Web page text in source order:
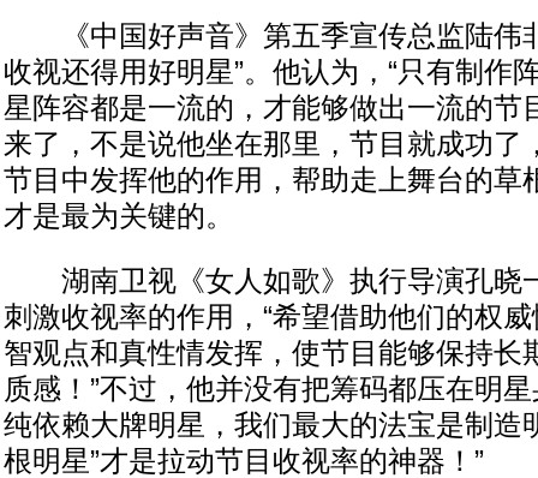
《中国好声音》第五季宣传总监陆伟
收视还得用好明星”。他认为，“只有制作
星阵容都是一流的，才能够做出一流的节
来了，不是说他坐在那里，节目就成功了
节目中发挥他的作用，帮助走上舞台的草
才是最为关键的。
湖南卫视《女人如歌》执行导演孔晓
刺激收视率的作用，“希望借助他们的权
智观点和真性情发挥，使节目能够保持长
质感！”不过，他并没有把筹码都压在明
纯依赖大牌明星，我们最大的法宝是制造
根明星”才是拉动节目收视率的神器！”